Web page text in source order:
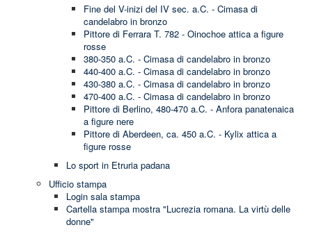
Fine del V-inizi del IV sec. a.C. - Cimasa di
candelabro in bronzo
Pittore di Ferrara T. 782 - Oinochoe attica a figure
rosse
380-350 a.C. - Cimasa di candelabro in bronzo
440-400 a.C. - Cimasa di candelabro in bronzo
430-380 a.C. - Cimasa di candelabro in bronzo
470-400 a.C. - Cimasa di candelabro in bronzo
Pittore di Berlino, 480-470 a.C. - Anfora panatenaica
a figure nere
Pittore di Aberdeen, ca. 450 a.C. - Kylix attica a
figure rosse
Lo sport in Etruria padana
Ufficio stampa
Login sala stampa
Cartella stampa mostra "Lucrezia romana. La virtù delle
donne"